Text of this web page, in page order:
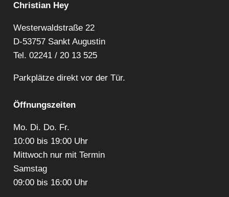
Christian Hey
Westerwaldstraße 22
D-53757 Sankt Augustin
Tel. 02241 / 20 13 525
Parkplätze direkt vor der Tür.
Öffnungszeiten
Mo. Di. Do. Fr.
10:00 bis 19:00 Uhr
Mittwoch nur mit Termin
Samstag
09:00 bis 16:00 Uhr